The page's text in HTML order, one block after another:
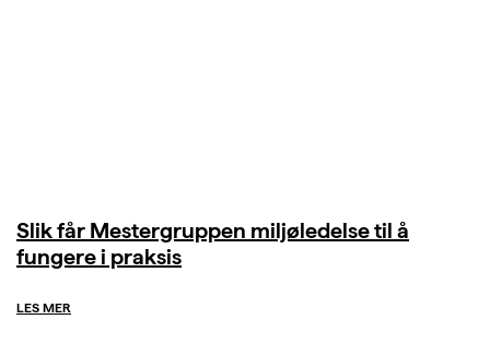
Slik får Mestergruppen miljøledelse til å
fungere i praksis
LES MER